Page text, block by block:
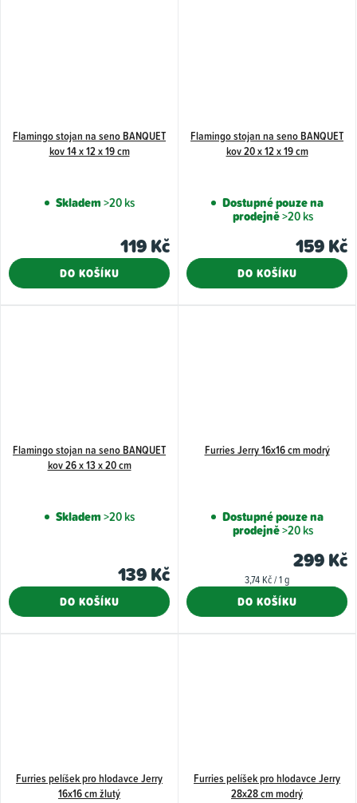
Flamingo stojan na seno BANQUET
kov 14 x 12 x 19 cm
Skladem>20 ks
119 Kč
DO KOŠÍKU
Flamingo stojan na seno BANQUET
kov 20 x 12 x 19 cm
Dostupné pouze na
prodejně>20 ks
159 Kč
DO KOŠÍKU
Flamingo stojan na seno BANQUET
kov 26 x 13 x 20 cm
Skladem>20 ks
139 Kč
DO KOŠÍKU
Furries Jerry 16x16 cm modrý
Dostupné pouze na
prodejně>20 ks
299 Kč
Měrná
3,74 Kč / 1 g
DO KOŠÍKU
Furries pelíšek pro hlodavce Jerry
16x16 cm žlutý
Furries pelíšek pro hlodavce Jerry
28x28 cm modrý